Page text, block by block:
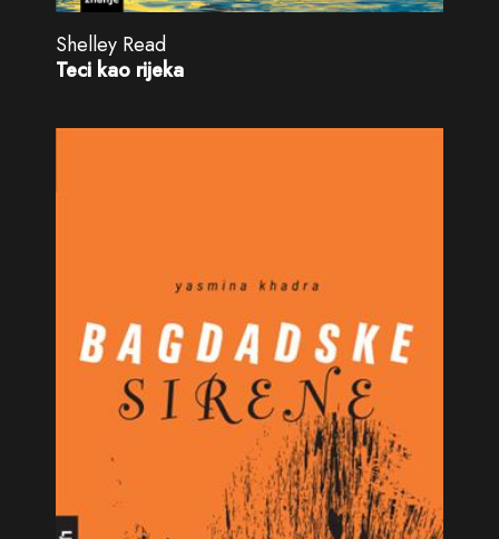
Shelley Read
Teci kao rijeka